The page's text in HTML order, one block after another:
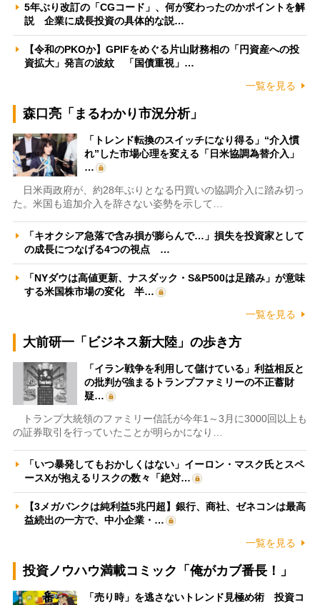
5年ぶり改訂の「CGコード」、何が変わったのかポイントを解
説 企業に成長投資の具体的な説…
【令和のPKOか】GPIFをめぐる片山財務相の「円資産への投
資拡大」発言の波紋 「国債重視」…
一覧を見る
森口亮「まるわかり市況分析」
「トレンド転換のスイッチになり得る」“介入慣
れ”した市場心理を変える「日米協調為替介入」
…
日米両政府が、約28年ぶりとなる円買いの協調介入に踏み切っ
た。米国も追加介入を辞さない姿勢を示して…
「キオクシア急落で含み損が膨らんで…」損失を投資家として
の成長につなげる4つの視点 …
「NYダウは高値更新、ナスダック・S&P500は足踏み」が意味
する米国株市場の変化 半…
一覧を見る
大前研一「ビジネス新大陸」の歩き方
「イラン戦争を利用して儲けている」利益相反と
の批判が強まるトランプファミリーの不正蓄財
疑…
トランプ大統領のファミリー信託が今年1～3月に3000回以上も
の証券取引を行っていたことが明らかになり…
「いつ暴発してもおかしくはない」イーロン・マスク氏とスペ
ースXが抱えるリスクの数々「絶対…
【3メガバンクは純利益5兆円超】銀行、商社、ゼネコンは最高
益続出の一方で、中小企業・…
一覧を見る
投資ノウハウ満載コミック「俺がカブ番長！」
「売り時」を逃さないトレンド見極め術 投資コ